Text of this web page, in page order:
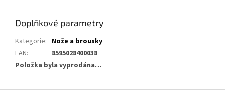
Doplňkové parametry
Kategorie: Nože a brousky
EAN:
8595028400038
Položka byla vyprodána…